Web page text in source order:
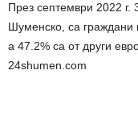
През септември 2022
Шуменско, са граждани
а 47.2% са от други
24shumen.com